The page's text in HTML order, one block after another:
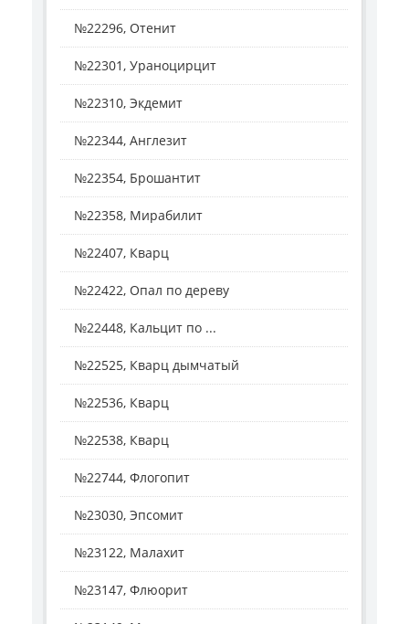
№22296, Отенит
№22301, Ураноцирцит
№22310, Экдемит
№22344, Англезит
№22354, Брошантит
№22358, Мирабилит
№22407, Кварц
№22422, Опал по дереву
№22448, Кальцит по ...
№22525, Кварц дымчатый
№22536, Кварц
№22538, Кварц
№22744, Флогопит
№23030, Эпсомит
№23122, Малахит
№23147, Флюорит